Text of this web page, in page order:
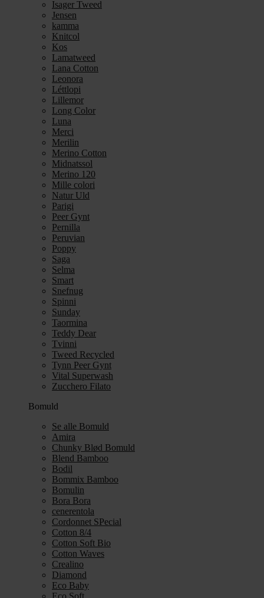
Isager Tweed
Jensen
kamma
Knitcol
Kos
Lamatweed
Lana Cotton
Leonora
Léttlopi
Lillemor
Long Color
Luna
Merci
Merilin
Merino Cotton
Midnatssol
Merino 120
Mille colori
Natur Uld
Parigi
Peer Gynt
Pernilla
Peruvian
Poppy
Saga
Selma
Smart
Snefnug
Spinni
Sunday
Taormina
Teddy Dear
Tvinni
Tweed Recycled
Tynn Peer Gynt
Vital Superwash
Zucchero Filato
Bomuld
Se alle Bomuld
Amira
Chunky Blød Bomuld
Blend Bamboo
Bodil
Bommix Bamboo
Bomulin
Bora Bora
cenerentola
Cordonnet SPecial
Cotton 8/4
Cotton Soft Bio
Cotton Waves
Crealino
Diamond
Eco Baby
Eco Soft